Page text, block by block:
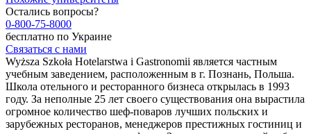
Остались вопросы?
0-800-75-8000
бесплатно по Украине
Связаться с нами
Wyższa Szkoła Hotelarstwa i Gastronomii является частным
учебным заведением, расположенным в г. Познань, Польша.
Школа отельного и ресторанного бизнеса открылась в 1993
году. За неполные 25 лет своего существования она вырастила
огромное количество шеф-поваров лучших польских и
зарубежных ресторанов, менеджеров престижных гостиниц и